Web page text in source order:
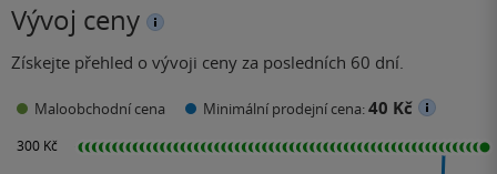
Vývoj ceny
Získejte přehled o vývoji ceny za posledních 60 dní.
Maloobchodní cena Minimální prodejní cena:40 Kč